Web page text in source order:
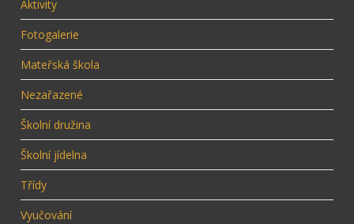
Aktivity
Fotogalerie
Mateřská škola
Nezařazené
Školní družina
Školní jídelna
Třídy
Vyučování